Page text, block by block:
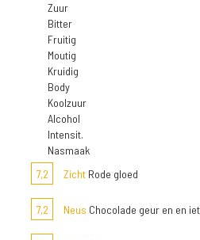
Zuur
Bitter
Fruitig
Moutig
Kruidig
Body
Koolzuur
Alcohol
Intensit.
Nasmaak
7,2
Zicht Rode gloed
7,2 Neus Chocolade geur en en